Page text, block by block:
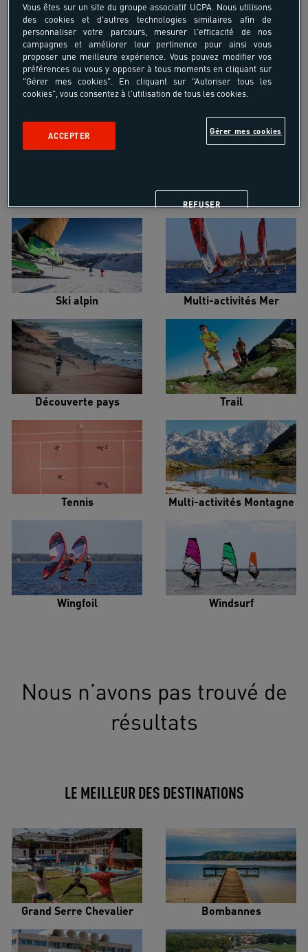
Croisière voilier Alpinisme
Snowboard
Ski alpin Multi-activités Mer
Découverte pays Trail
Tennis Multi-activités Montagne
Wingfoil Windsurf
Nous n’avons pas trouvé de
résultats
LE MEILLEUR DES DESTINATIONS
Grand Serre Chevalier Bombannes
Vous êtes sur un site du groupe associatif UCPA. Nous utilisons
des cookies et d'autres technologies similaires afin de
personnaliser votre parcours, mesurer l'efficacité de nos
campagnes et améliorer leur pertinence pour ainsi vous
proposer une meilleure expérience. Vous pouvez modifier vos
préférences ou vous y opposer à tous moments en cliquant sur
"Gérer mes cookies". En cliquant sur "Autoriser tous les
cookies", vous consentez à l'utilisation de tous les cookies.
Gérer mes cookies
REFUSER
ACCEPTER